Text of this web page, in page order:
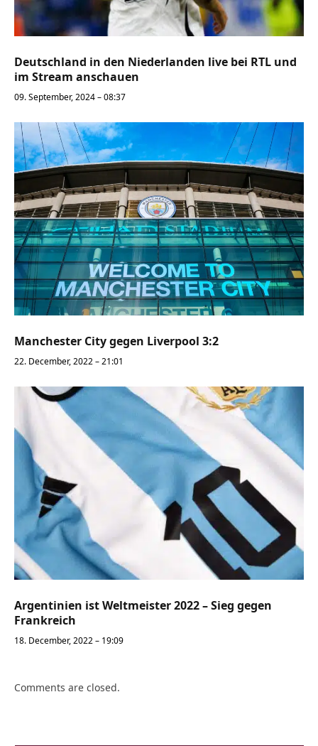
Deutschland in den Niederlanden live bei RTL und
im Stream anschauen
09. September, 2024 – 08:37
Manchester City gegen Liverpool 3:2
22. December, 2022 – 21:01
Argentinien ist Weltmeister 2022 – Sieg gegen
Frankreich
18. December, 2022 – 19:09
Comments are closed.